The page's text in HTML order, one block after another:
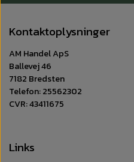
Kontaktoplysninger
AM Handel ApS
Ballevej 46
7182 Bredsten
Telefon: 25562302
CVR: 43411675
Links